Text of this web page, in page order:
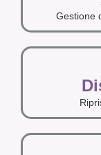
Gestione